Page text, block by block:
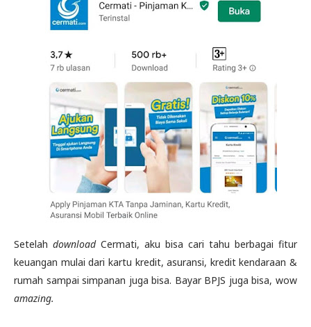
Setelah downloadCermati, aku bisa cari tahu berbagai fitur
keuangan mulai dari kartu kredit, asuransi, kredit kendaraan &
rumah sampai simpanan juga bisa. Bayar BPJS juga bisa, wow
amazing.